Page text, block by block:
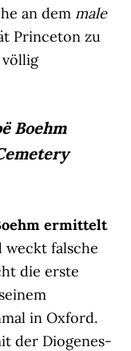
an dem male
Princeton zu
Boehm
ermittelt
weckt falsche
die erste
in Oxford.
der Diogenes-